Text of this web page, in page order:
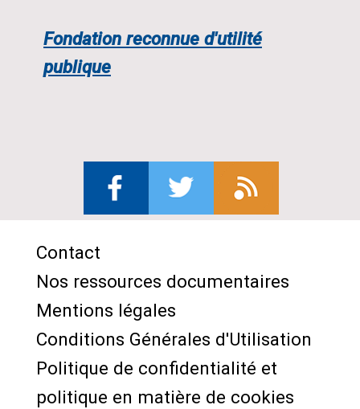
Fondation reconnue d'utilité
publique
Menu
Pied
de
page
Contact
Nos ressources documentaires
Mentions légales
Conditions Générales d'Utilisation
Politique de confidentialité et
politique en matière de cookies